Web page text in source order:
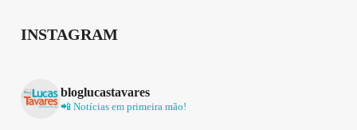
INSTAGRAM
bloglucastavares
📲 Notícias em primeira mão!